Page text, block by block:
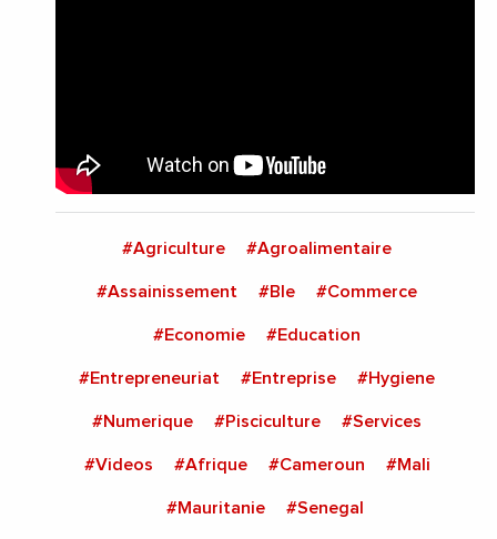
#Agriculture #Agroalimentaire
#Assainissement #Ble #Commerce
#Economie #Education
#Entrepreneuriat #Entreprise #Hygiene
#Numerique #Pisciculture #Services
#Videos #Afrique #Cameroun #Mali
#Mauritanie #Senegal